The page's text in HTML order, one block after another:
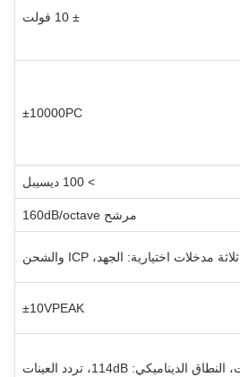
± 10 فولت
±10000PC
> 100 ديسيبل
مرشح 160dB/octave
ثلاثة مدخلات اختيارية: الجهد، ICP والشحن
±10VPEAK
دقة 24 بت، النطاق الديناميكي: 114dB، تردد العينات